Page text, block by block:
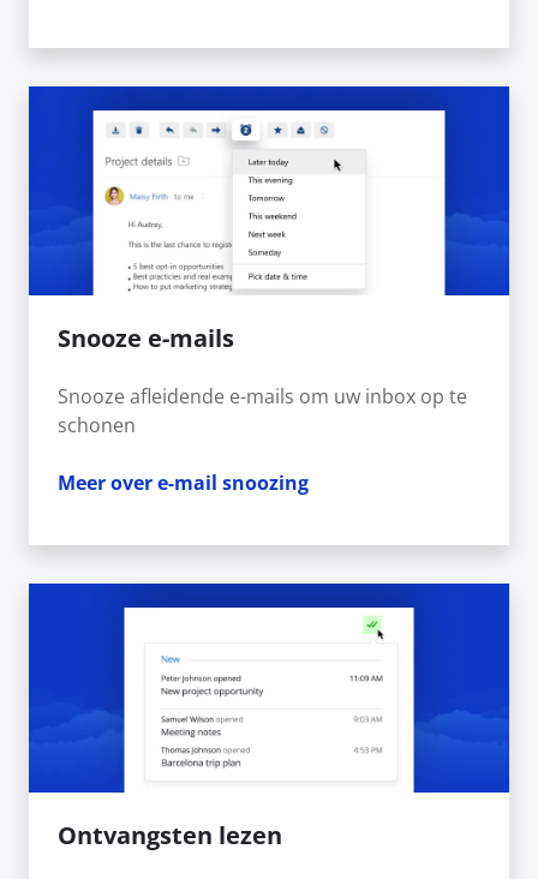
Snooze e-mails
Snooze afleidende e-mails om uw inbox op te
schonen
Meer over e-mail snoozing
Ontvangsten lezen